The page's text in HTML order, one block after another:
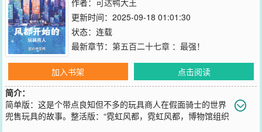
作者： 可达鸭大王
更新时间：2025-09-18 01:01:30
状态：连载
最新章节： 第五百二十七章 ：最强！
加入书架
点击阅读
简介：
简单版：这是个带点良知但不多的玩具商人在假面骑士的世界
兜售玩具的故事。整活版：“霓虹风都，霓虹风都，博物馆组织